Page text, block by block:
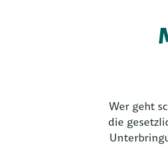
Wer geht
die